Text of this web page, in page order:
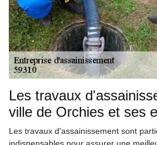
Les travaux
ville de Orchies et ses
Les travaux d'assainissement sont